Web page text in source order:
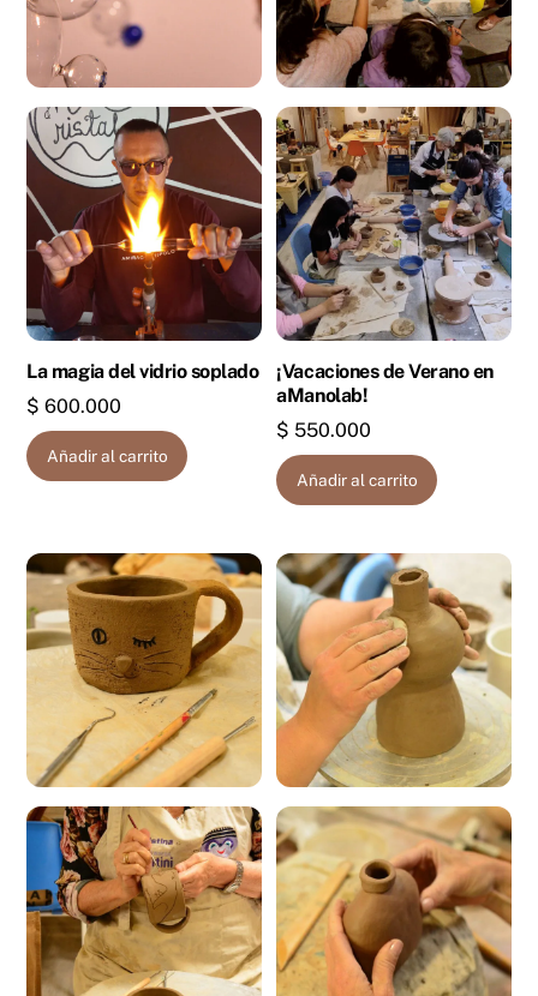
La magia del vidrio soplado
$ 600.000
Añadir al carrito
¡Vacaciones de Verano en
aManolab!
$ 550.000
Añadir al carrito